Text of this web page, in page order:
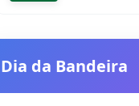
Dia da Bandeira